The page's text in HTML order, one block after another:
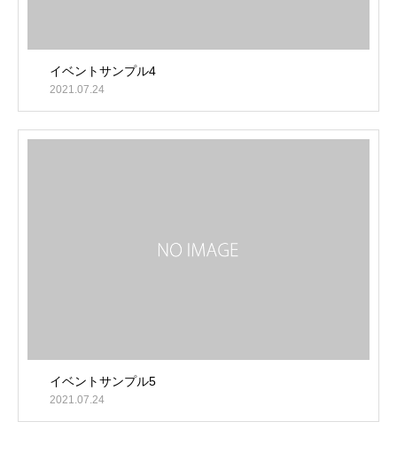
イベントサンプル4
2021.07.24
イベントサンプル5
2021.07.24